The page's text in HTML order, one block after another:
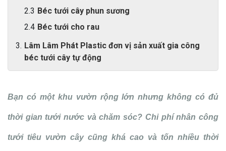
Béc tưới cây phun sương
Béc tưới cho rau
Lâm Lâm Phát Plastic đơn vị sản xuất gia công
béc tưới cây tự động
Bạn có một khu vườn rộng lớn nhưng không có đủ
thời gian tưới nước và chăm sóc? Chi phí nhân công
tưới tiêu vườn cây cũng khá cao và tốn nhiều thời